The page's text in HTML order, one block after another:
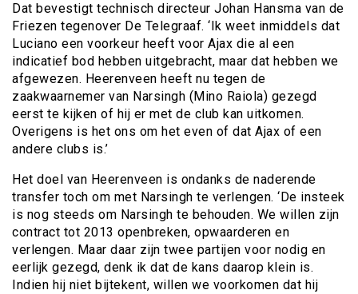
Dat bevestigt technisch directeur Johan Hansma van de
Friezen tegenover De Telegraaf. ‘Ik weet inmiddels dat
Luciano een voorkeur heeft voor Ajax die al een
indicatief bod hebben uitgebracht, maar dat hebben we
afgewezen. Heerenveen heeft nu tegen de
zaakwaarnemer van Narsingh (Mino Raiola) gezegd
eerst te kijken of hij er met de club kan uitkomen.
Overigens is het ons om het even of dat Ajax of een
andere clubs is.’
Het doel van Heerenveen is ondanks de naderende
transfer toch om met Narsingh te verlengen. ‘De insteek
is nog steeds om Narsingh te behouden. We willen zijn
contract tot 2013 openbreken, opwaarderen en
verlengen. Maar daar zijn twee partijen voor nodig en
eerlijk gezegd, denk ik dat de kans daarop klein is.
Indien hij niet bijtekent, willen we voorkomen dat hij